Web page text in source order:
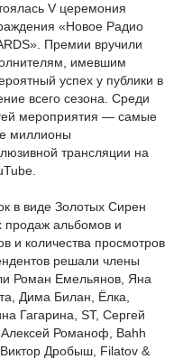
V церемония
«Новое Радио
Премии вручили
имевшим
успех у публики в
всего сезона. Среди
мероприятия — самые
миллионы
трансляции на
в виде Золотых Сирен
продаж альбомов и
и количества просмотров
решали члены
Роман Емельянов, Яна
Дима Билан, Ёлка,
Гагарина, ST, Сергей
Романоф, Bahh
Дробыш, Filatov &